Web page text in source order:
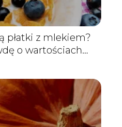
płatki z mlekiem?
o wartościach